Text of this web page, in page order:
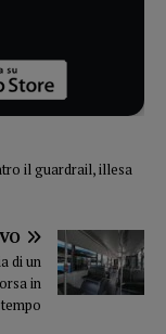
il guardrail, illesa
di un
in
tempo